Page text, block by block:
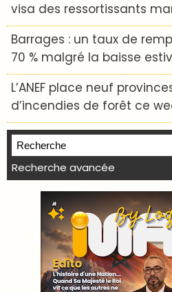
visa des ressortissants
Barrages : un taux de
70 % malgré la baisse
L’ANEF place neuf
d’incendies de forêt ce
Recherche avancée